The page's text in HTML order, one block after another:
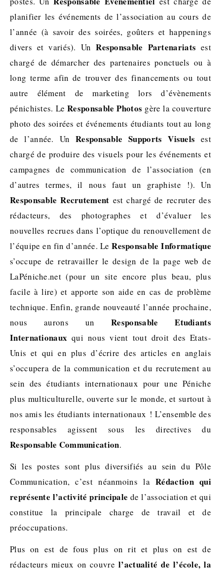
planifier les événements de l’association au cours de
l’année (à savoir des soirées, goûters et happenings
divers et variés). UnResponsable Partenariats est
chargé de démarcher des partenaires ponctuels ou à
long terme afin de trouver des financements ou tout
autre élément de marketing lors d’évènements
pénichistes. LeResponsable Photos gère la couverture
photo des soirées et événements étudiants tout au long
de l’année. Un Responsable Supports Visuels est
chargé de produire des visuels pour les événements et
campagnes de communication de l’association (en
d’autres termes, il nous faut un graphiste !). Un
Responsable Recrutement est chargé de recruter des
rédacteurs, des photographes et d’évaluer les
nouvelles recrues dans l’optique du renouvellement de
l’équipe en fin d’année. LeResponsable Informatique
s’occupe de retravailler le design de la page web de
LaPéniche.net (pour un site encore plus beau, plus
facile à lire) et apporte son aide en cas de problème
technique. Enfin, grande nouveauté l’année prochaine,
nous aurons unResponsable Etudiants
Internationaux qui nous vient tout droit des Etats-
Unis et qui en plus d’écrire des articles en anglais
s’occupera de la communication et du recrutement au
sein des étudiants internationaux pour une Péniche
plus multiculturelle, ouverte sur le monde, et surtout à
nos amis les étudiants internationaux ! L’ensemble des
responsables agissent sous les directives du
Responsable Communication.
Si les postes sont plus diversifiés au sein du Pôle
Communication, c’est néanmoins laRédaction qui
représente l’activité principale de l’association et qui
constitue la principale charge de travail et de
préoccupations.
Plus on est de fous plus on rit et plus on est de
rédacteurs mieux on couvrel’actualité de l’école, la